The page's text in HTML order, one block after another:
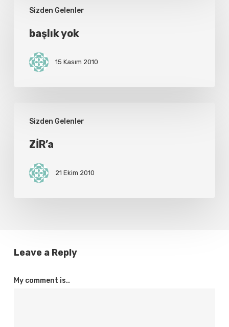
Sizden Gelenler
başlık yok
15 Kasım 2010
Sizden Gelenler
ZİR’a
21 Ekim 2010
Leave a Reply
My comment is..